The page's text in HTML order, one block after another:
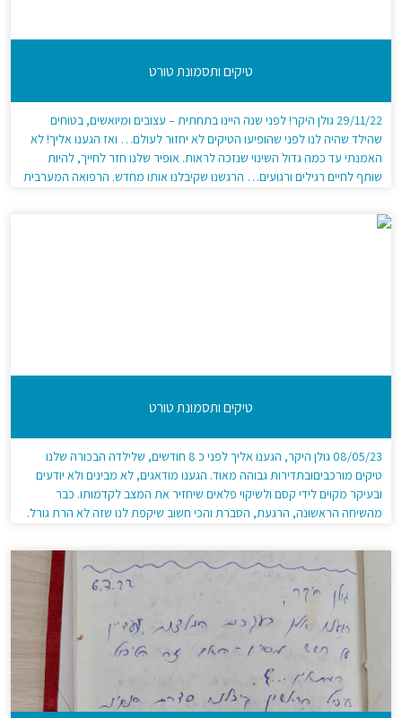
טיקים ותסמונת טורט
29/11/22 גולן היקר! לפני שנה היינו בתחתית – עצובים ומיואשים, בטוחים
שהילד שהיה לנו לפני שהופיעו הטיקים לא יחזור לעולם… ואז הגענו אליך! לא
האמנתי עד כמה גדול השינוי שנזכה לראות. אופיר שלנו חזר לחייך, להיות
שותף לחיים רגילים ורגועים… הרגשנו שקיבלנו אותו מחדש. הרפואה המערבית
טיקים ותסמונת טורט
08/05/23 גולן היקר, הגענו אליך לפני כ 8 חודשים, שלילדה הבכורה שלנו
טיקים מורכביםובתדירות גבוהה מאוד. הגענו מודאגים, לא מבינים ולא יודעים
ובעיקר מקוים לידי קסם ולשיקוי פלאים שיחזיר את המצב לקדמותו. כבר
מהשיחה הראשונה, הרגעת, הסברת והכי חשוב שיקפת לנו שזה לא הרת גורל.